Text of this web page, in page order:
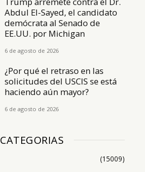
Abdul El-Sayed, el candidato
demócrata al Senado de
EE.UU. por Michigan
6 de agosto de 2026
¿Por qué el retraso en las
solicitudes del USCIS se está
haciendo aún mayor?
6 de agosto de 2026
CATEGORIAS
(15009)